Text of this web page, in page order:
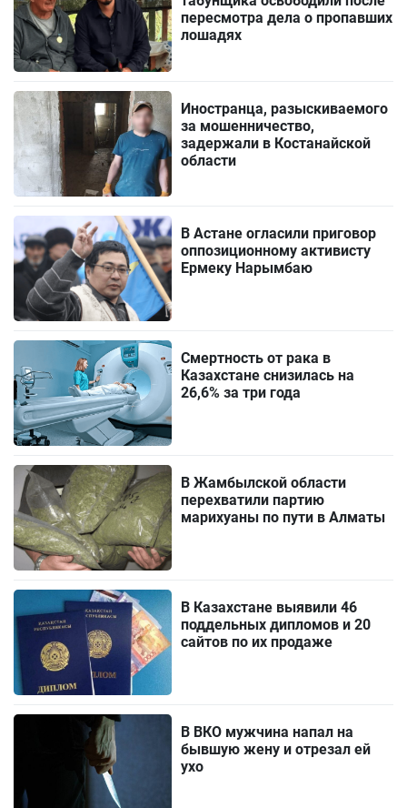
пересмотра дела о пропавших
лошадях
Иностранца, разыскиваемого
за мошенничество,
задержали в Костанайской
области
В Астане огласили приговор
оппозиционному активисту
Ермеку Нарымбаю
Смертность от рака в
Казахстане снизилась на
26,6% за три года
В Жамбылской области
перехватили партию
марихуаны по пути в Алматы
В Казахстане выявили 46
поддельных дипломов и 20
сайтов по их продаже
В ВКО мужчина напал на
бывшую жену и отрезал ей
ухо